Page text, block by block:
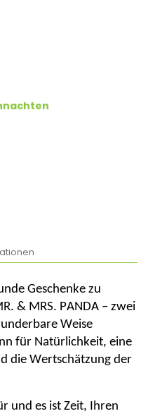
Geschenke zu
& MRS. PANDA – zwei
Weise
für Natürlichkeit, eine
die Wertschätzung der
und es ist Zeit, Ihren